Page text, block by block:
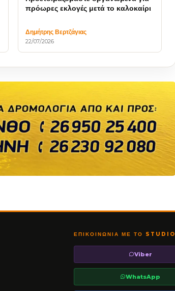
πρόωρες εκλογές μετά το καλοκαίρι
Δημήτρης Βερτζάγιας
22/07/2026
ΕΠΙΚΟΙΝΩΝΊΑ ΜΕ ΤΟ STUDIO
Viber
WhatsApp